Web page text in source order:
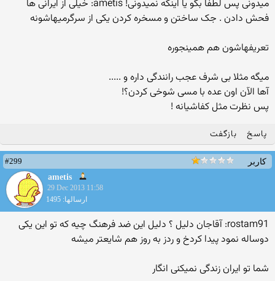
میدونی پس لطفا بگو یا اینکه نمیدونی! ametis: خیلی از ایرانی ها
فحش دادن . جک ساختن و مسخره کردن یکی از سرگرمیهاشونه
تعریفهاشون هم همینجوره
میگه مثلا بی شرف عجب رانندگی داره و .....
آها الآن اون عده با مسی شوخی کردن؟!
پس نظرت مثل کفاشیانه !
پاسخ بازگفت
کاربر
#299
ametis
29 Dec 2013 11:58
ارسالها: 1495
rostam91: آقاجان دلیل ؟ دلیل این ضد فرهنگ چیه که تو این یکی
دوساله نمود پیدا کردخ و ردز به روز هم شایعتر میشه
شما تو ایران زندگی نمیکنی انگار